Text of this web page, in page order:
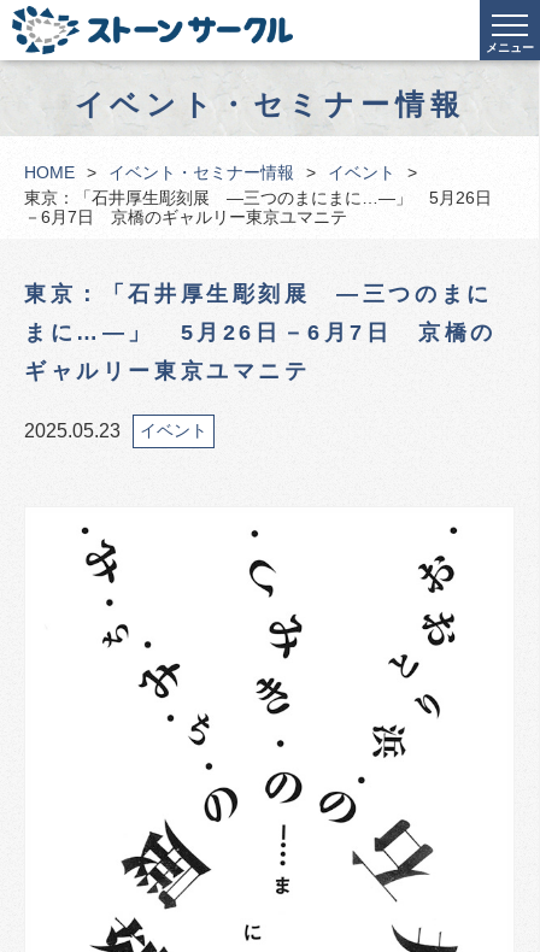
メニュー
イベント・セミナー情報
HOME イベント・セミナー情報
イベント
東京：「石井厚生彫刻展 ―三つのまにまに…―」 5月26日
－6月7日 京橋のギャルリー東京ユマニテ
東京：「石井厚生彫刻展 ―三つのまに
まに…―」 5月26日－6月7日 京橋の
ギャルリー東京ユマニテ
2025.05.23 イベント